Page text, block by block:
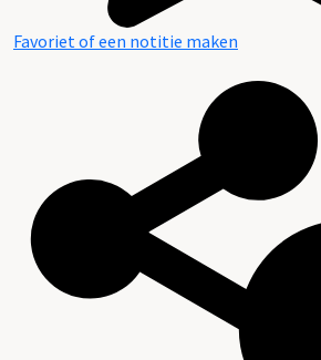
Favoriet of een notitie maken